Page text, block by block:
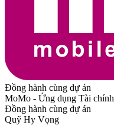
Đồng hành cùng dự án
MoMo - Ứng dụng Tài chính
Đồng hành cùng dự án
Quỹ Hy Vọng